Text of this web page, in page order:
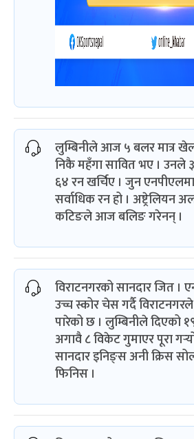
लुम्बिनीले आज ५ बलर मात्र
निकै महँगा सावित भए । उनले
६४ रन खर्चिए । जुन
सर्वाधिक रन हो । अष्ट्रेलियन
कटिङले आज बलिङ गरेनन् ।
विराटनगरको सानदार जित
उच्च स्कोर चेस गर्दै
पारेको छ । लुम्बिनीले दिएको
अगावै ८ विकेट गुमाएर पूरा
सानदार इनिङ्स अनी क्रिस
फिनिस ।